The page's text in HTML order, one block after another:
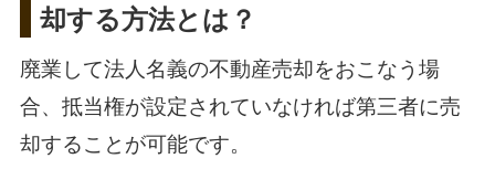
却する方法とは？
廃業して法人名義の不動産売却をおこなう場
合、抵当権が設定されていなければ第三者に売
却することが可能です。